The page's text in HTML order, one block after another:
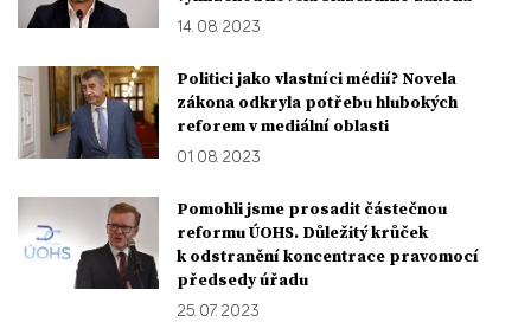
14. 08. 2023
Politici jako vlastníci médií? Novela
zákona odkryla potřebu hlubokých
reforem v mediální oblasti
01. 08. 2023
Pomohli jsme prosadit částečnou
reformu ÚOHS. Důležitý krůček
k odstranění koncentrace pravomocí
předsedy úřadu
25. 07. 2023